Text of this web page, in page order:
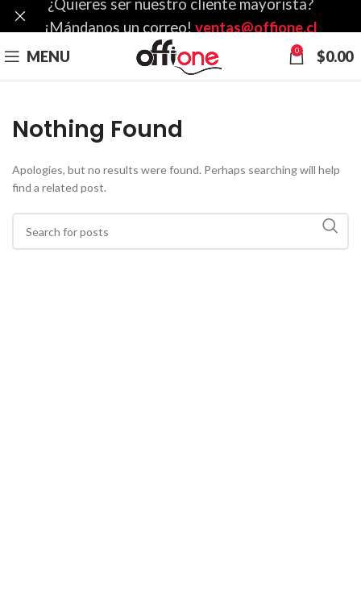
MENU 0 $0.00
Nothing Found
Apologies, but no results were found. Perhaps searching will help
find a related post.
¿Quieres ser nuestro cliente mayorista?
¡Mándanos un correo! ventas@offione.cl